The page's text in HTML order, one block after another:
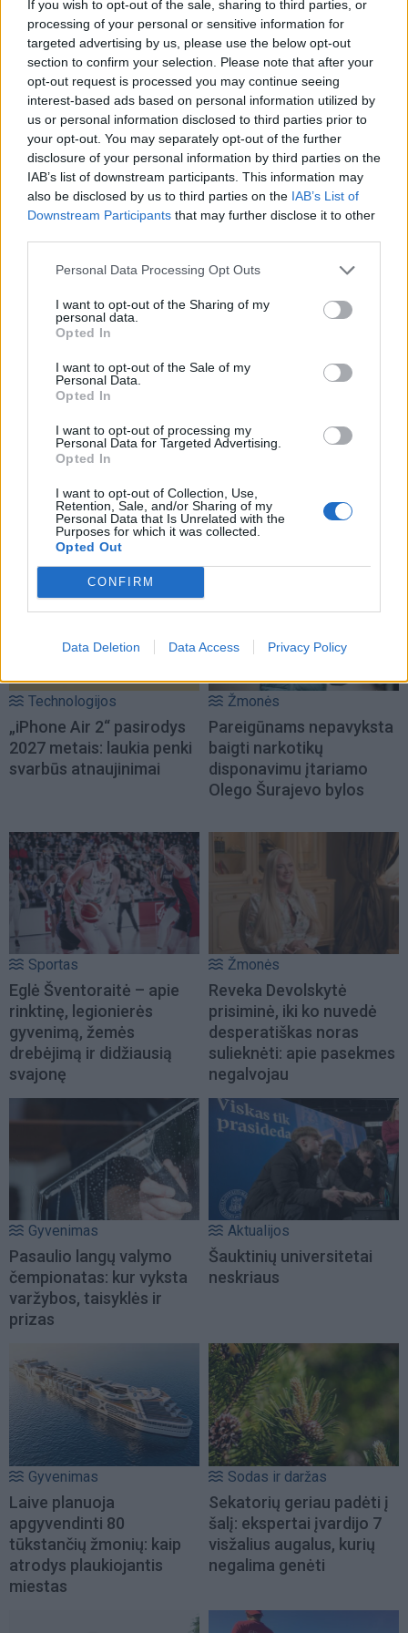
If you wish to opt-out of the sale, sharing to third parties, or
processing of your personal or sensitive information for
targeted advertising by us, please use the below opt-out
section to confirm your selection. Please note that after your
opt-out request is processed you may continue seeing
interest-based ads based on personal information utilized by
us or personal information disclosed to third parties prior to
your opt-out. You may separately opt-out of the further
disclosure of your personal information by third parties on the
IAB’s list of downstream participants. This information may
also be disclosed by us to third parties on the IAB’s List of
Downstream Participants that may further disclose it to other
Personal Data Processing Opt Outs
I want to opt-out of the Sharing of my
personal data.
Opted In
I want to opt-out of the Sale of my
Personal Data.
Opted In
I want to opt-out of processing my
Personal Data for Targeted Advertising.
Opted In
I want to opt-out of Collection, Use,
Retention, Sale, and/or Sharing of my
Personal Data that Is Unrelated with the
Purposes for which it was collected.
Opted Out
CONFIRM
Data Deletion Data Access Privacy Policy
Pasaulis
Rekordiškai nusekęs
Dunojus atidengė II
pasaulinio karo laikų
radinius (1)
Pasaulis
Ukrainiečių dronai smogė
„Wildberries“ sandėliui
Jekaterinburge, už 2000
km nuo sienos
NAUJI
Technologijos
„iPhone Air 2“ pasirodys
2027 metais: laukia penki
svarbūs atnaujinimai
Žmonės
Pareigūnams nepavyksta
baigti narkotikų
disponavimu įtariamo
Olego Šurajevo bylos
Sportas
Eglė Šventoraitė – apie
rinktinę, legionierės
gyvenimą, žemės
drebėjimą ir didžiausią
svajonę
Žmonės
Reveka Devolskytė
prisiminė, iki ko nuvedė
desperatiškas noras
sulieknėti: apie pasekmes
negalvojau
Gyvenimas
Pasaulio langų valymo
čempionatas: kur vyksta
varžybos, taisyklės ir
prizas
Aktualijos
Šauktinių universitetai
neskriaus
Gyvenimas
Laive planuoja
apgyvendinti 80
tūkstančių žmonių: kaip
atrodys plaukiojantis
miestas
Sodas ir daržas
Sekatorių geriau padėti į
šalį: ekspertai įvardijo 7
visžalius augalus, kurių
negalima genėti